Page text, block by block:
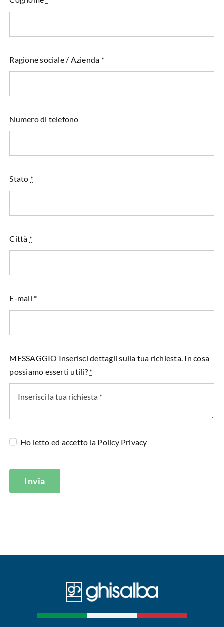
Ragione sociale / Azienda *
Numero di telefono
Stato *
Città *
E-mail *
MESSAGGIO Inserisci dettagli sulla tua richiesta. In cosa
possiamo esserti utili? *
Ho letto ed accetto la Policy Privacy
Invia